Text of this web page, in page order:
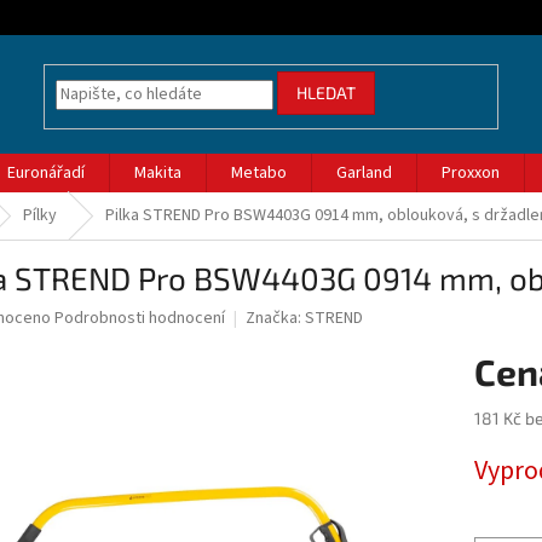
HLEDAT
Euronářadí Makita Metabo Garland Proxxon
Pílky Pilka STREND Pro BSW4403G 0914 mm, oblouková, s
STREND Pro BSW4403G 0914 mm,
Podrobnosti hodnocení Značka: STREND
181 Kč
cena: